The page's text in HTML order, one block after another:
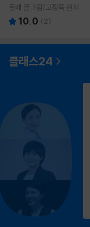
돌배 글그림/고정욱 원저
10.0 ( 2)
클래스24